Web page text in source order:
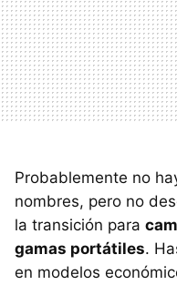
Probablemente no
nombres, pero no
la transición para
gamas portátiles.
en modelos